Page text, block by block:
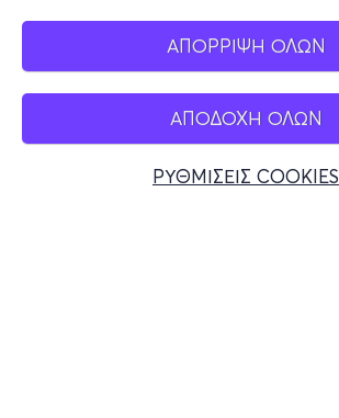
ΑΠΟΡΡΙΨΗ ΟΛΩΝ
ΑΠΟΔΟΧΗ ΟΛΩΝ
ΡΥΘΜΙΣΕΙΣ COOKIES
Mobile app